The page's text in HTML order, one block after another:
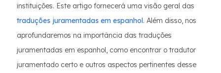
instituições. Este artigo fornecerá uma visão geral das
traduções juramentadas em espanhol. Além disso, nos
aprofundaremos na importância das traduções
juramentadas em espanhol, como encontrar o tradutor
juramentado certo e outros aspectos pertinentes desse